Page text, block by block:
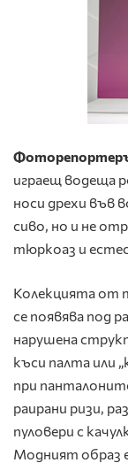
играещ водеща
носи дрехи във
сиво, но и не
тюркоаз и
Колекцията от
се появява под
нарушена
къси палта или
при
раирани ризи,
пуловери с
Модният образ